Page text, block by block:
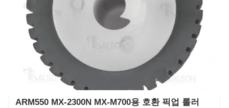
ARM550 MX-2300N MX-M700용 호환 픽업 롤러